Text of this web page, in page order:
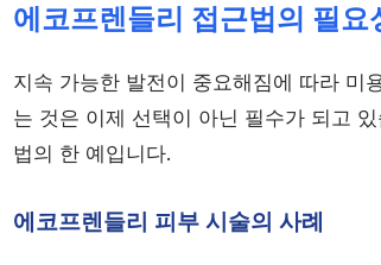
에코프렌들리 접근법의 필요
지속 가능한 발전이 중요해짐에 따라 미
는 것은 이제 선택이 아닌 필수가 되고
법의 한 예입니다.
에코프렌들리 피부 시술의 사례